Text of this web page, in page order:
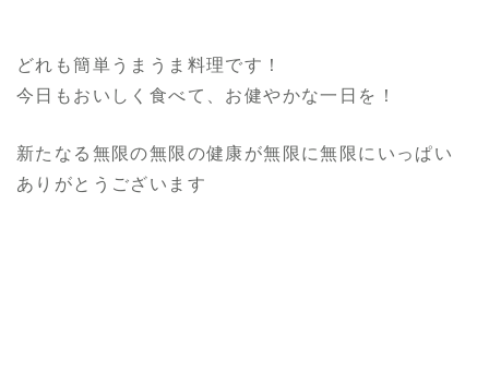
どれも簡単うまうま料理です！
今日もおいしく食べて、お健やかな一日を！
新たなる無限の無限の健康が無限に無限にいっぱい
ありがとうございます